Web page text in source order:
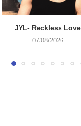
JYL- Reckless Love
07/08/2026